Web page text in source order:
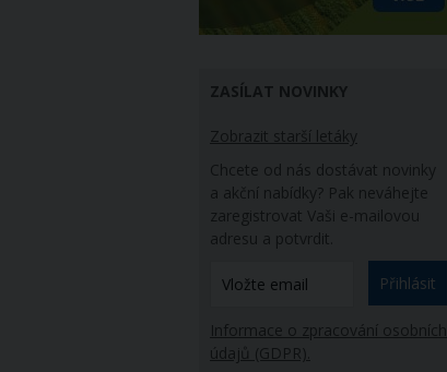
ZASÍLAT NOVINKY
Zobrazit starší letáky
Chcete od nás dostávat novinky
a akční nabídky? Pak neváhejte
zaregistrovat Vaši e-mailovou
adresu a potvrdit.
Přihlásit
Informace o zpracování osobních
údajů (GDPR).